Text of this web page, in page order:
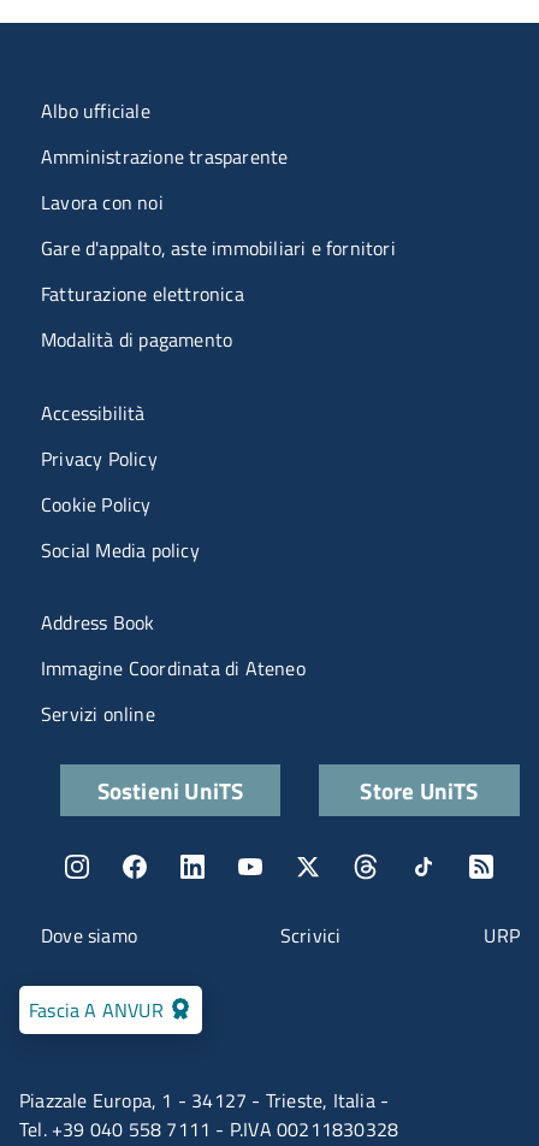
Piazzale Europa, 1 - 34127 - Trieste, Italia -
Tel. +39 040 558 7111 - P.IVA 00211830328
Fascia A ANVUR
Menu contatti
Dove siamo Scrivici URP
Menu organizzazione
Albo ufficiale
Amministrazione trasparente
Lavora con noi
Gare d'appalto, aste immobiliari e fornitori
Fatturazione elettronica
Modalità di pagamento
Menù riferimenti
Accessibilità
Privacy Policy
Cookie Policy
Social Media policy
Menu portale
Address Book
Immagine Coordinata di Ateneo
Servizi online
Quick linksSostieni UniTS Store UniTS
Menu social